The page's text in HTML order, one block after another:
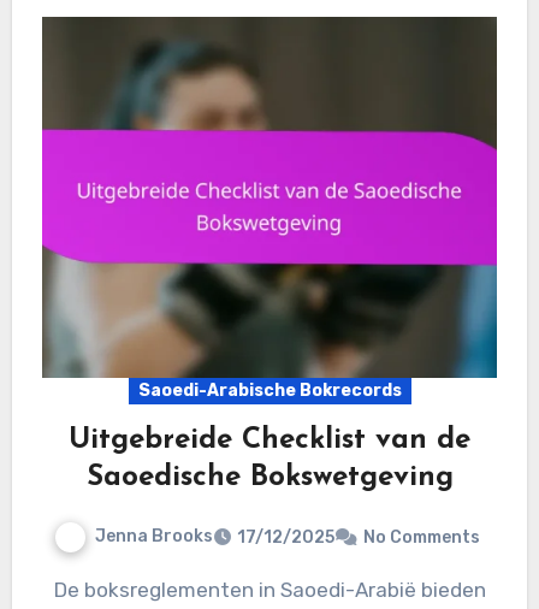
Saoedi-Arabische Bokrecords
Uitgebreide Checklist van de
Saoedische Bokswetgeving
Jenna Brooks 17/12/2025 No Comments
De boksreglementen in Saoedi-Arabië bieden